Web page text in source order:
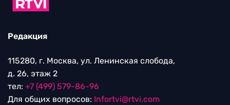
Редакция
115280, г. Москва, ул. Ленинская слобода,
д. 26, этаж 2
тел: +7 (499) 579-86-96
Для общих вопросов: Infortvi@rtvi.com